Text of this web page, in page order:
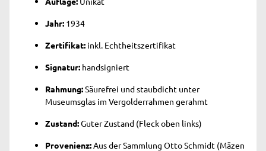
Jahr: 1934
Zertifikat: inkl. Echtheitszertifikat
Signatur: handsigniert
Rahmung:Säurefrei und staubdicht unter
Museumsglas im Vergolderrahmen gerahmt
Zustand:Guter Zustand (Fleck oben links)
Provenienz:Aus der Sammlung Otto Schmidt (Mäzen